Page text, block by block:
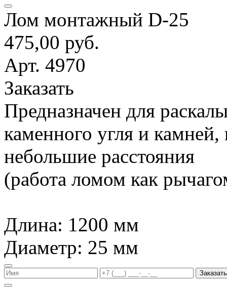
Лом монтажный D-25
475,00 руб.
Арт. 4970
Заказать
Предназначен для
каменного угля и
небольшие расстояния
(работа ломом как
Длина: 1200 мм
Диаметр: 25 мм
Заказать